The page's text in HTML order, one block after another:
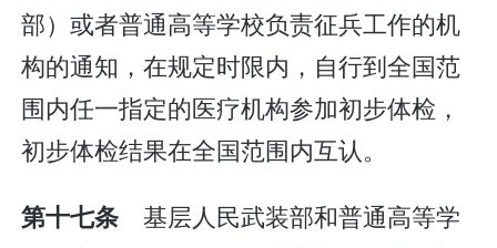
部）或者普通高等学校负责征兵工作的机
构的通知，在规定时限内，自行到全国范
围内任一指定的医疗机构参加初步体检，
初步体检结果在全国范围内互认。
第十七条 基层人民武装部和普通高等学